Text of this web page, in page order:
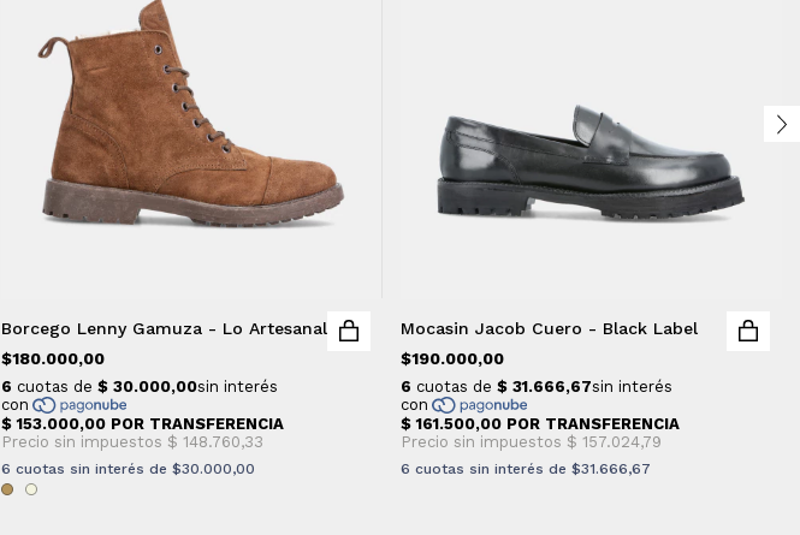
Borcego Lenny Gamuza - Lo Artesanal
$180.000,00
6 cuotas sin interés de $30.000,00
Mocasin Jacob Cuero - Black Label
$190.000,00
6 cuotas sin interés de $31.666,67